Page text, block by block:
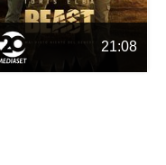
21:08